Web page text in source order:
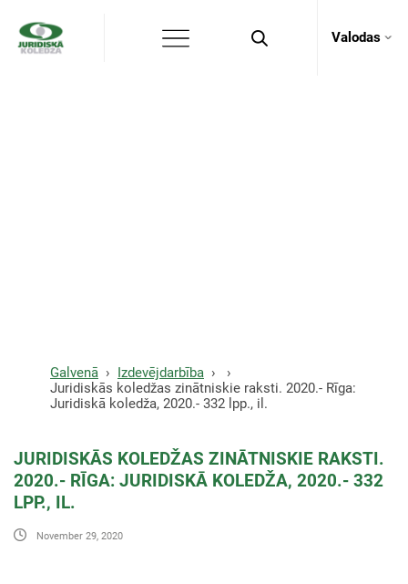
Valodas
Galvenā
Izdevējdarbība
Juridiskās koledžas zinātniskie raksti. 2020.- Rīga:
Juridiskā koledža, 2020.- 332 lpp., il.
JURIDISKĀS KOLEDŽAS ZINĀTNISKIE RAKSTI.
2020.- RĪGA: JURIDISKĀ KOLEDŽA, 2020.- 332
LPP., IL.
November 29, 2020